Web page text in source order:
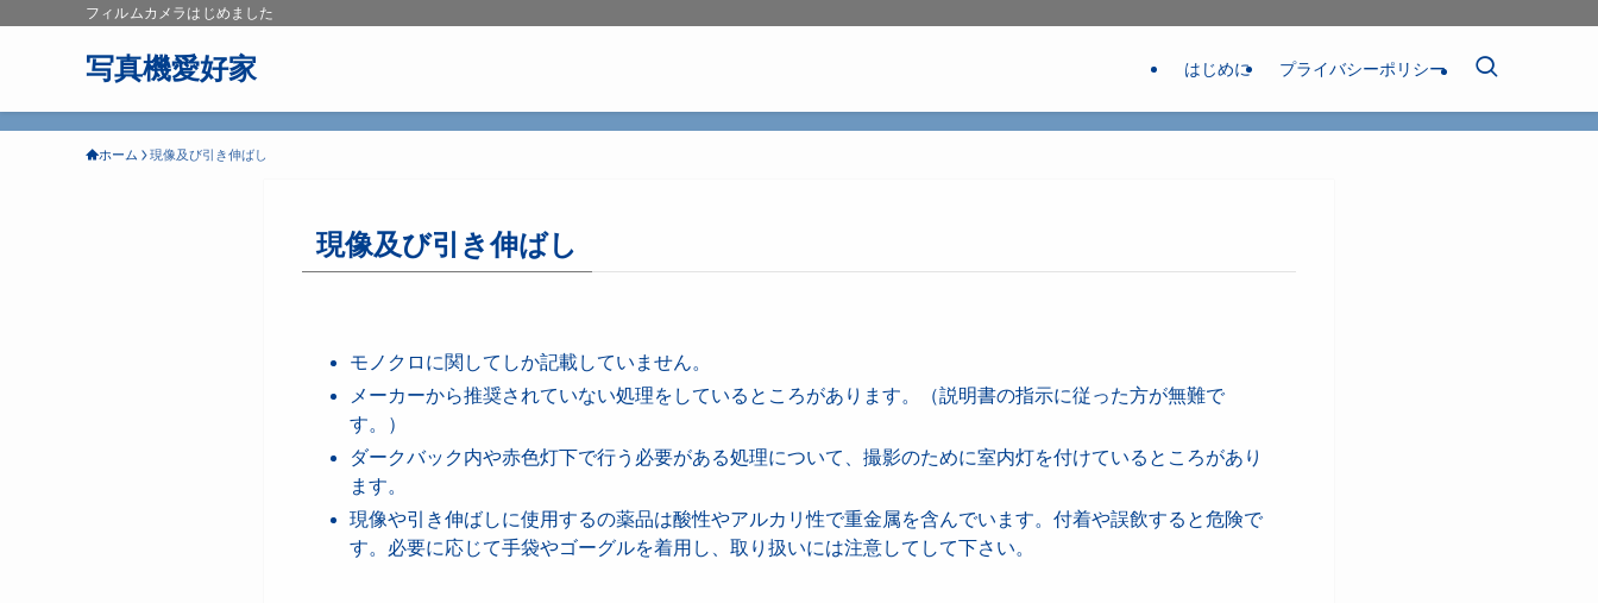
フィルムカメラはじめました
写真機愛好家 はじめに プライバシーポリシー
ホーム 現像及び引き伸ばし
現像及び引き伸ばし
モノクロに関してしか記載していません。
メーカーから推奨されていない処理をしているところがあります。（説明書の指示に従った方が無難で
す。）
ダークバック内や赤色灯下で行う必要がある処理について、撮影のために室内灯を付けているところがあり
ます。
現像や引き伸ばしに使用するの薬品は酸性やアルカリ性で重金属を含んでいます。付着や誤飲すると危険で
す。必要に応じて手袋やゴーグルを着用し、取り扱いには注意してして下さい。